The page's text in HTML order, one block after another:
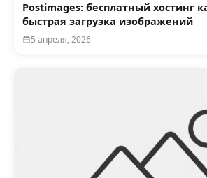
Postimages: бесплатный хостинг
быстрая загрузка изображений
5 апреля, 2026